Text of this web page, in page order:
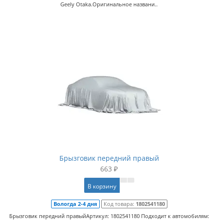
Geely Otaka.Оригинальное названи..
Брызговик передний правый
663 ₽
В корзину
Вологда 2-4 дня Код товара: 1802541180
Брызговик передний правыйАртикул: 1802541180 Подходит к автомобилям: